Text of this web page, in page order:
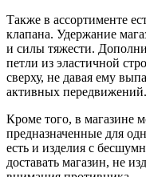
Также в ассортименте
клапана. Удержание
и силы тяжести.
петли из эластичной
сверху, не давая ему
активных передвижений.
Кроме того, в магазине
предназначенные для
есть и изделия с
доставать магазин, не